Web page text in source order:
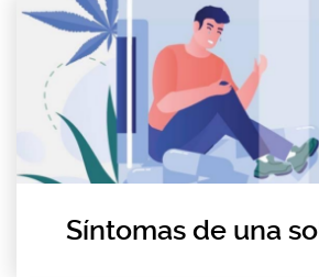
Síntomas de una